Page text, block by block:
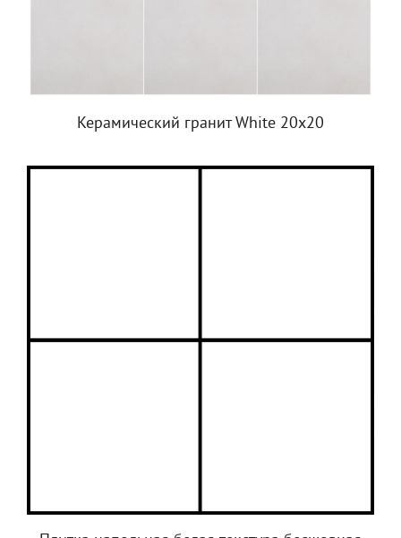
Керамический гранит White 20x20